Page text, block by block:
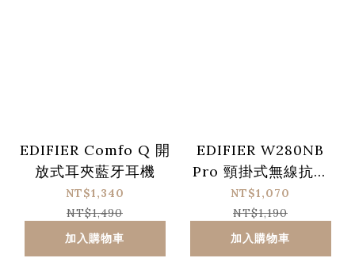
EDIFIER Comfo Q 開
放式耳夾藍牙耳機
NT$1,340
NT$1,490
加入購物車
EDIFIER W280NB
Pro 頸掛式無線抗噪
耳機
NT$1,070
NT$1,190
加入購物車